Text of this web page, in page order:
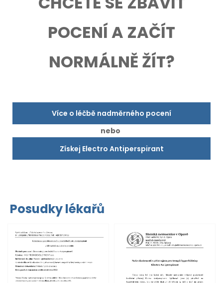
POCENÍ A ZAČÍT
NORMÁLNĚ ŽÍT?
Více o léčbě nadměrného pocení
nebo
Získej Electro Antiperspirant
Posudky lékařů